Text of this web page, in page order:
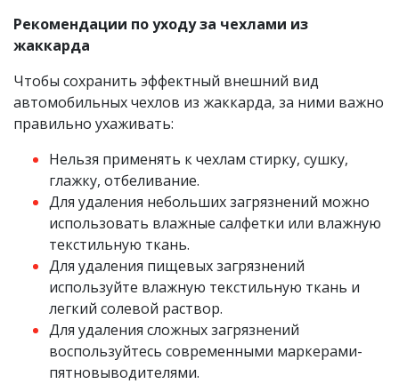
Рекомендации по уходу за чехлами из
жаккарда
Чтобы сохранить эффектный внешний вид
автомобильных чехлов из жаккарда, за ними важно
правильно ухаживать:
Нельзя применять к чехлам стирку, сушку,
глажку, отбеливание.
Для удаления небольших загрязнений можно
использовать влажные салфетки или влажную
текстильную ткань.
Для удаления пищевых загрязнений
используйте влажную текстильную ткань и
легкий солевой раствор.
Для удаления сложных загрязнений
воспользуйтесь современными маркерами-
пятновыводителями.